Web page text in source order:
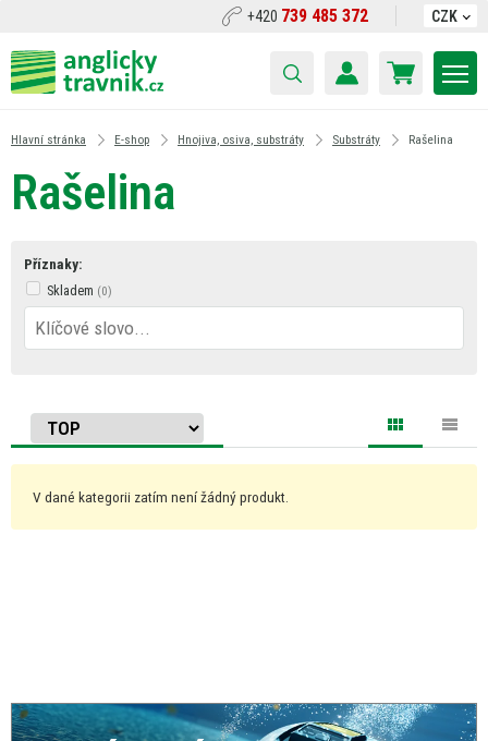
+420 739 485 372 CZK
Hlavní stránka E-shop Hnojiva, osiva, substráty Substráty Rašelina
Rašelina
Příznaky:
Skladem
V dané kategorii zatím není žádný produkt.